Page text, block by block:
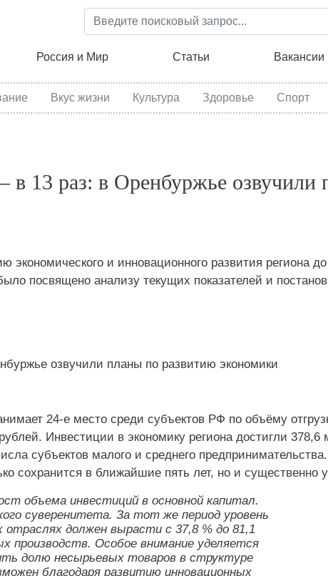
Перейти
к
содержанию
Россия и Мир Статьи Вакансии
Вкус жизни Культура Здоровье Спорт
в 13 раз: в Оренбуржье озвучили
экономического и инновационного развития региона
посвящено анализу текущих показателей и
24‑е место среди субъектов РФ по объёму
Инвестиции в экономику региона достигли 378,6
субъектов малого и среднего
сохранится в ближайшие пять лет, но и существенно
объема инвестиций в основной капитал.
суверенитета. За тот же период уровень
отраслях должен вырасти с 37,8 % до 81,1
производств. Особое внимание уделяется
долю несырьевых товаров в структуре
благодаря развитию инновационных